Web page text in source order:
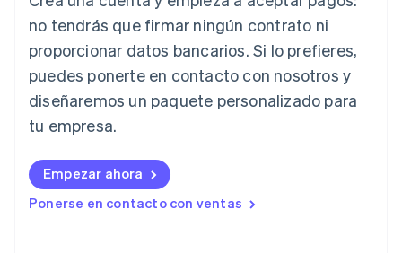
no tendrás que firmar ningún contrato ni
proporcionar datos bancarios. Si lo prefieres,
puedes ponerte en contacto con nosotros y
diseñaremos un paquete personalizado para
tu empresa.
Empezar ahora
Ponerse en contacto con ventas
English
India
English
Irlanda
ItalianoEnglish
日本語English
Letonia
English